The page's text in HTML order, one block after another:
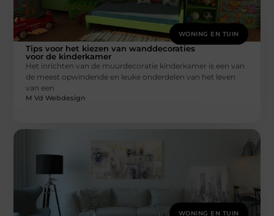
WONING EN TUIN
Tips voor het kiezen van wanddecoraties
voor de kinderkamer
Het inrichten van de muurdecoratie kinderkamer is een van
de meest opwindende en leuke onderdelen van het leven
van een
M Vd Webdesign
WONING EN TUIN